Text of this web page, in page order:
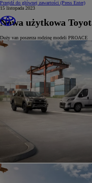
Przejdź do głównej zawartości (Press Enter)
15 listopada 2023
Nowa użytkowa
Duży van poszerza rodzinę modeli PROACE